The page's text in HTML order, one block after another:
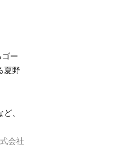
ー
夏野
、
会社